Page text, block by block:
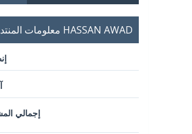
HASSAN AWAD معلومات المنتدى
إجمالي